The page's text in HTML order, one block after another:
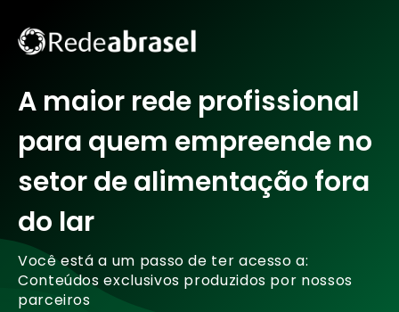
A maior rede profissional
para quem empreende no
setor de alimentação fora
do lar
Você está a um passo de ter acesso a:
Conteúdos exclusivos produzidos por nossos
parceiros